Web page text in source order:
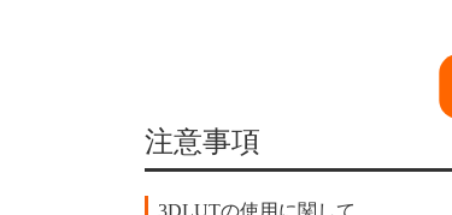
注意事項